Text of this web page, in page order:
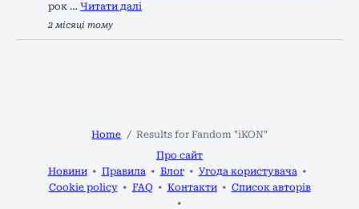
рок … Читати далі
2 місяці тому
Home
Results for Fandom "iKON"
Про сайт
Новини
Правила Блог
Угода користувача
Cookie policy
FAQ Контакти Список авторів